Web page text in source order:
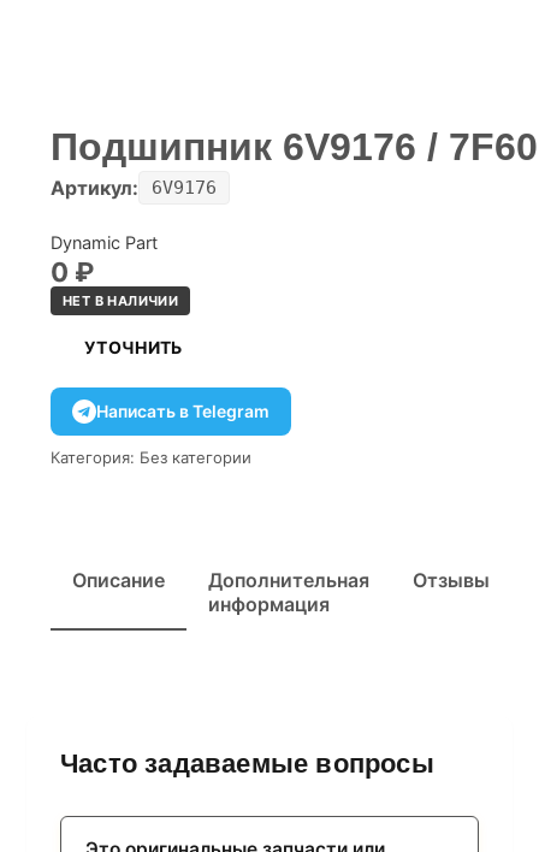
Подшипник 6V9176 /
Артикул: 6V9176
Dynamic Part
0 ₽
НЕТ В НАЛИЧИИ
УТОЧНИТЬ
Написать в Telegram
Категория: Без категории
Описание
Дополнительная
информация
Отзывы
Часто задаваемые вопросы